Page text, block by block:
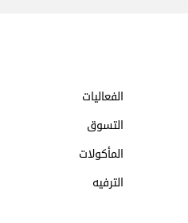
الفعاليات
التسوق
المأكولات
الترفيه